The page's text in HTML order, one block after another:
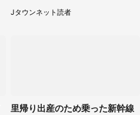
と、後ろから声が（東京都・40
代女性）
Jタウンネット読者
里帰り出産のため乗った新幹線